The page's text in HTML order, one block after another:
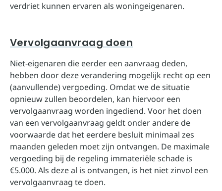
verdriet kunnen ervaren als woningeigenaren.
Vervolgaanvraag doen
Niet-eigenaren die eerder een aanvraag deden,
hebben door deze verandering mogelijk recht op een
(aanvullende) vergoeding. Omdat we de situatie
opnieuw zullen beoordelen, kan hiervoor een
vervolgaanvraag worden ingediend. Voor het doen
van een vervolgaanvraag geldt onder andere de
voorwaarde dat het eerdere besluit minimaal zes
maanden geleden moet zijn ontvangen. De maximale
vergoeding bij de regeling immateriële schade is
€5.000. Als deze al is ontvangen, is het niet zinvol een
vervolgaanvraag te doen.